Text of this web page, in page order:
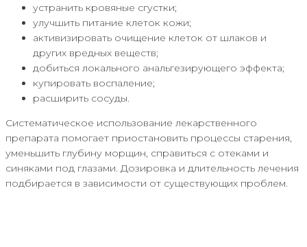
устранить кровяные сгустки;
улучшить питание клеток кожи;
активизировать очищение клеток от шлаков и
других вредных веществ;
добиться локального анальгезирующего эффекта;
купировать воспаление;
расширить сосуды.
Систематическое использование лекарственного
препарата помогает приостановить процессы старения,
уменьшить глубину морщин, справиться с отеками и
синяками под глазами. Дозировка и длительность лечения
подбирается в зависимости от существующих проблем.